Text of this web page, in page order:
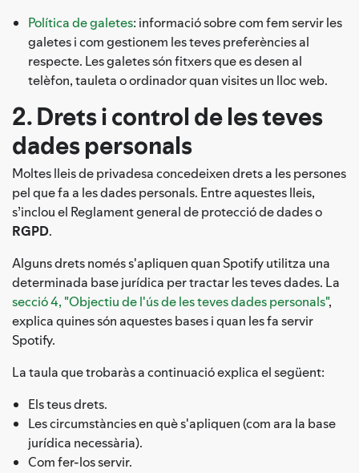
Política de galetes: informació sobre com fem servir les
galetes i com gestionem les teves preferències al
respecte. Les galetes són fitxers que es desen al
telèfon, tauleta o ordinador quan visites un lloc web.
2. Drets i control de les teves
dades personals
Moltes lleis de privadesa concedeixen drets a les persones
pel que fa a les dades personals. Entre aquestes lleis,
s’inclou el Reglament general de protecció de dades o
RGPD.
Alguns drets només s'apliquen quan Spotify utilitza una
determinada base jurídica per tractar les teves dades. La
secció 4, "Objectiu de l'ús de les teves dades personals",
explica quines són aquestes bases i quan les fa servir
Spotify.
La taula que trobaràs a continuació explica el següent:
Els teus drets.
Les circumstàncies en què s'apliquen (com ara la base
jurídica necessària).
Com fer-los servir.